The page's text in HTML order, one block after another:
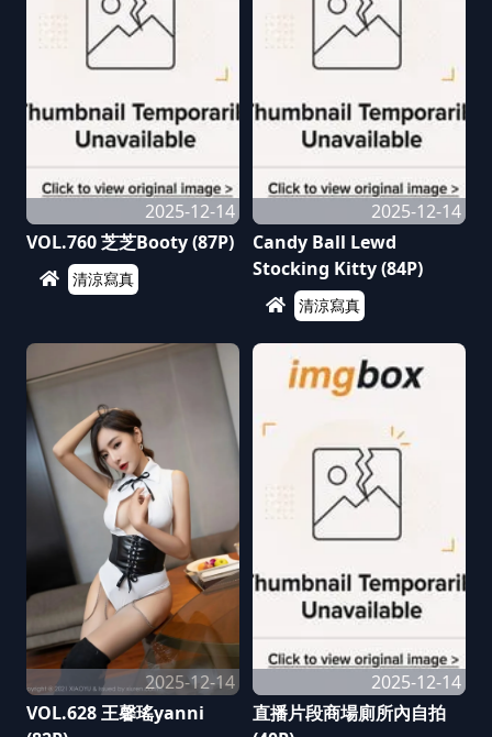
2025-12-14
VOL.760 芝芝Booty (87P)
清涼寫真
2025-12-14
Candy Ball Lewd
Stocking Kitty (84P)
清涼寫真
2025-12-14
VOL.628 王馨瑤yanni
2025-12-14
直播片段商場廁所內自拍